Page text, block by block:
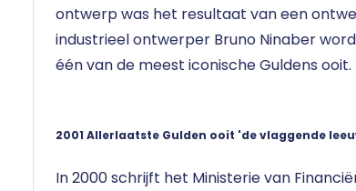
ontwerp was het resultaat van een
industrieel ontwerper Bruno Ninaber
één van de meest iconische Guldens ooit.
2001 Allerlaatste Gulden ooit 'de vlaggende
In 2000 schrijft het Ministerie van